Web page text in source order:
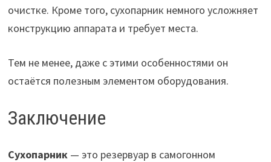
очистке. Кроме того, сухопарник немного усложняет
конструкцию аппарата и требует места.
Тем не менее, даже с этими особенностями он
остаётся полезным элементом оборудования.
Заключение
Сухопарник— это резервуар в самогонном